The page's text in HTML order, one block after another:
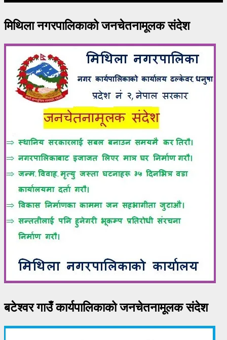
मिथिला नगरपालिकाको जनचेतनामूलक संदेश
बटेश्वर गाउँ कार्यपालिकाको जनचेतनामूलक संदेश